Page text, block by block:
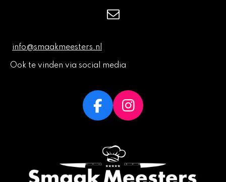
info@smaakmeesters.nl
Ook te vinden via social media
F
e
b
I
a